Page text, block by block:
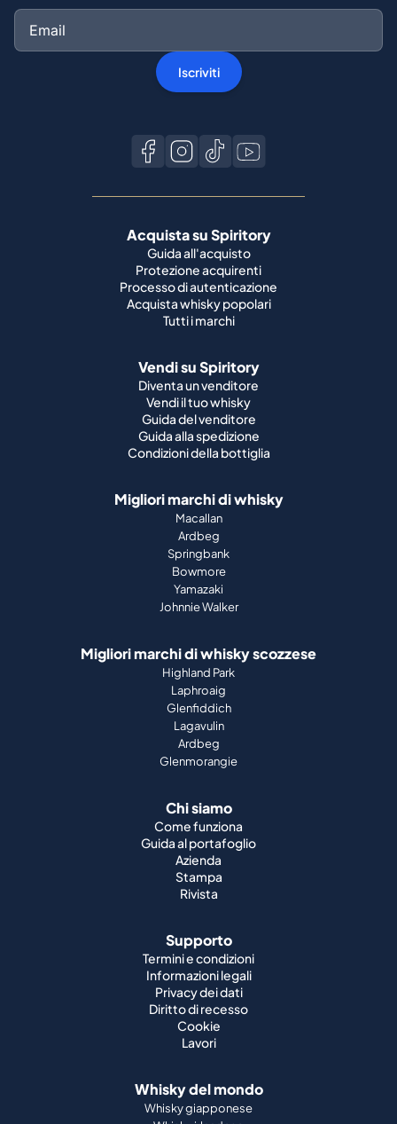
Iscriviti
Acquista su Spiritory
Guida all'acquisto
Protezione acquirenti
Processo di autenticazione
Acquista whisky popolari
Tutti i marchi
Vendi su Spiritory
Diventa un venditore
Vendi il tuo whisky
Guida del venditore
Guida alla spedizione
Condizioni della bottiglia
Migliori marchi di whisky
Macallan
Ardbeg
Springbank
Bowmore
Yamazaki
Johnnie Walker
Migliori marchi di whisky scozzese
Highland Park
Laphroaig
Glenfiddich
Lagavulin
Ardbeg
Glenmorangie
Chi siamo
Come funziona
Guida al portafoglio
Azienda
Stampa
Rivista
Supporto
Termini e condizioni
Informazioni legali
Privacy dei dati
Diritto di recesso
Cookie
Lavori
Whisky del mondo
Whisky giapponese